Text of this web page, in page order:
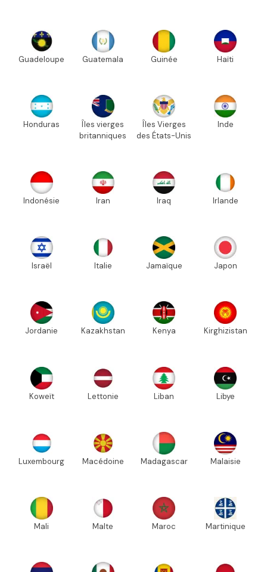
Guadeloupe Guatemala Guinée Haïti
Honduras
Îles vierges
britanniques
Îles Vierges
des États-Unis
Inde
Indonésie Iran Iraq Irlande
Israël Italie Jamaïque Japon
Jordanie Kazakhstan Kenya Kirghizistan
Koweït Lettonie Liban Libye
Luxembourg Macédoine Madagascar Malaisie
Mali Malte Maroc Martinique